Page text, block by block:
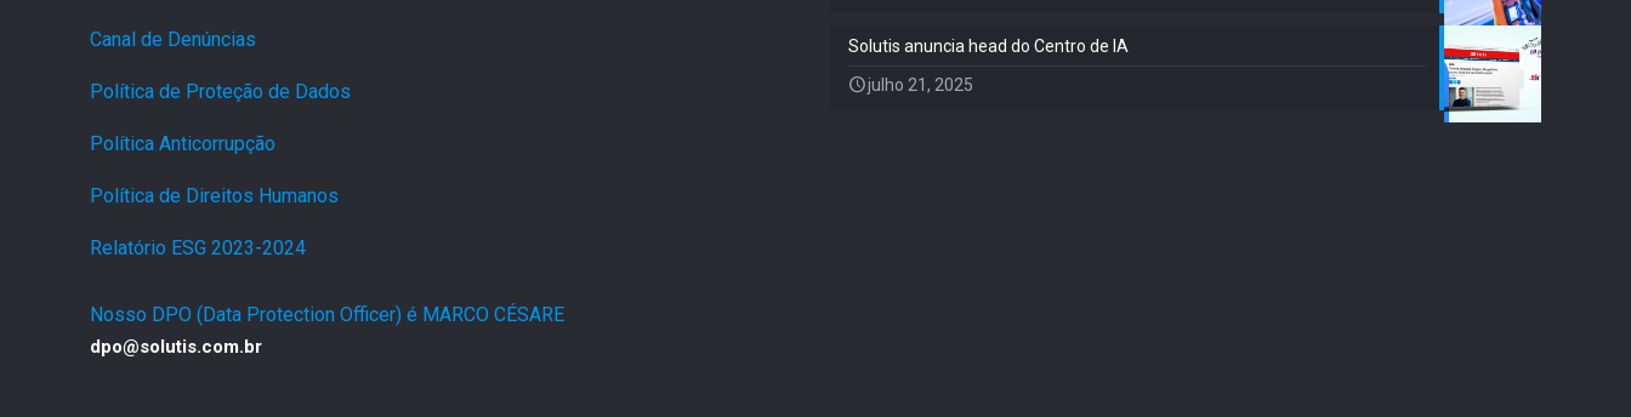
Canal de Denúncias
Política de Proteção de Dados
Política Anticorrupção
Política de Direitos Humanos
Relatório ESG 2023-2024
Nosso DPO (Data Protection Officer) é MARCO CÉSARE
dpo@solutis.com.br
Solutis anuncia head do Centro de IA
julho 21, 2025